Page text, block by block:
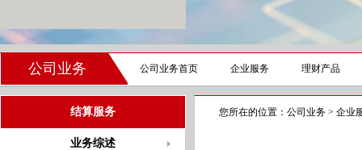
公司业务 公司业务首页 企业服务 理财产品
结算服务
业务综述
您所在的位置： 公司业务 > 企业